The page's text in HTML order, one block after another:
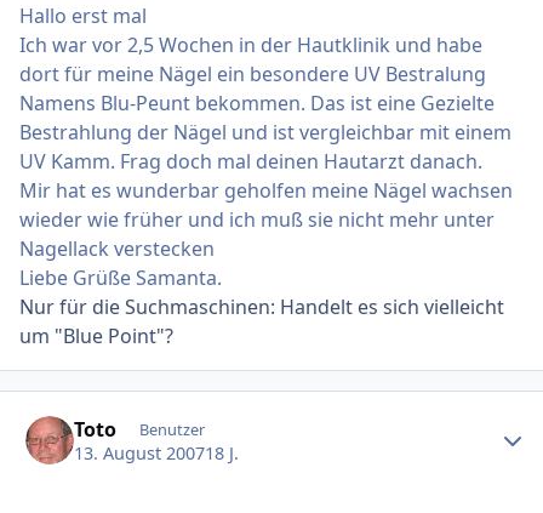
Hallo erst mal
Ich war vor 2,5 Wochen in der Hautklinik und habe
dort für meine Nägel ein besondere UV Bestralung
Namens Blu-Peunt bekommen. Das ist eine Gezielte
Bestrahlung der Nägel und ist vergleichbar mit einem
UV Kamm. Frag doch mal deinen Hautarzt danach.
Mir hat es wunderbar geholfen meine Nägel wachsen
wieder wie früher und ich muß sie nicht mehr unter
Nagellack verstecken
Liebe Grüße Samanta.
Nur für die Suchmaschinen: Handelt es sich vielleicht
um "Blue Point"?
Toto Benutzer
13. August 200718 J.